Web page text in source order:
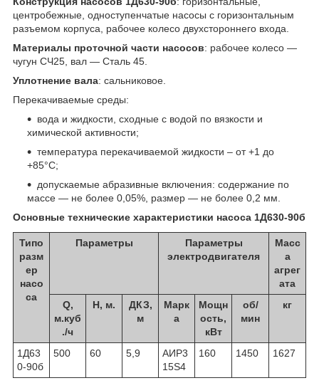
центробежные, одноступен­чатые насосы с горизонтальным
разъемом корпуса, рабочее колесо двухстороннего входа.
Материалы проточной части насосов: рабочее колесо —
чугун СЧ25, вал — Сталь 45.
Уплотнение вала: сальниковое.
Перекачиваемые среды:
вода и жидкости, сходные с водой по вязкости и
химической активности;
температура перекачиваемой жидкости – от +1 до
+85°С;
допускаемые абразивные включения: содержание по
массе — не более 0,05%, размер — не более 0,2 мм.
Основные технические характеристики насоса 1Д630-90б
Типо
разм
ер
насо
са
Параметры
Параметры
электродвигателя
Масс
а
агрег
ата
Q,
м.куб
./ч
H, м.
ДКЗ,
м
Марк
а
Мощн
ость,
кВт
об/
мин
кг
1Д63
0-90б
500 60 5,9
АИР3
15S4
160 1450 1627